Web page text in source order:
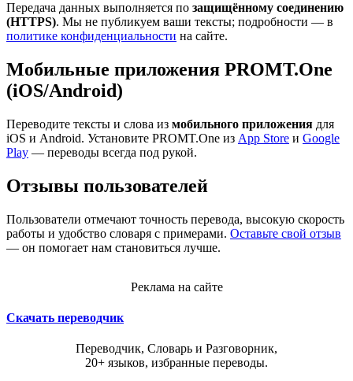
Передача данных выполняется по защищённому соединению
(HTTPS). Мы не публикуем ваши тексты; подробности — в
политике конфиденциальности на сайте.
Мобильные приложения PROMT.One
(iOS/Android)
Переводите тексты и слова из мобильного приложения для
iOS и Android. Установите PROMT.One из App Store и Google
Play — переводы всегда под рукой.
Отзывы пользователей
Пользователи отмечают точность перевода, высокую скорость
работы и удобство словаря с примерами. Оставьте свой отзыв
— он помогает нам становиться лучше.
Реклама на сайте
Скачать переводчик
Переводчик, Словарь и Разговорник,
20+ языков, избранные переводы.